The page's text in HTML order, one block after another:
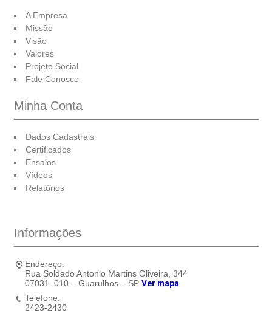
A Empresa
Missão
Visão
Valores
Projeto Social
Fale Conosco
Minha Conta
Dados Cadastrais
Certificados
Ensaios
Vídeos
Relatórios
Informações
Endereço:
Rua Soldado Antonio Martins Oliveira, 344
07031–010 – Guarulhos – SP Ver mapa
Telefone:
2423-2430